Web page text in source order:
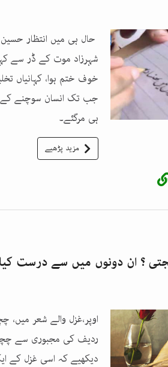
حال ہی میں انتظار
شہرزاد موت کے ڈر سے
خوف ختم ہوا، کہانیاں
جب تک انسان سوچنے کے
ہی مرگئے۔
مزید پڑھیے
؟ ان دونوں میں سے درست
اوپر،غزل والے شعر
ردیف کی مجبوری سے
دیکھیے کہ اسی غزل کے